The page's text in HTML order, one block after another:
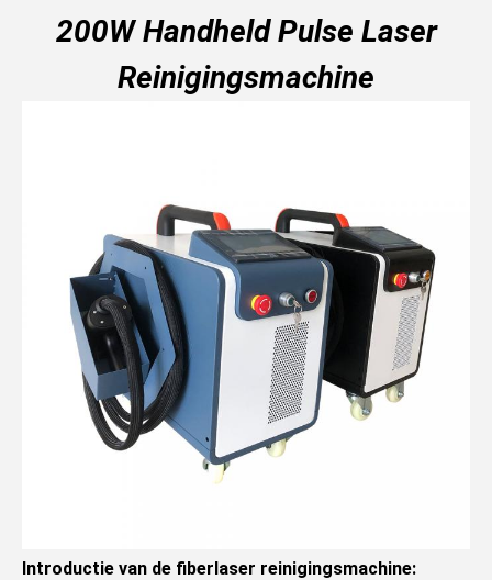
200W Handheld Pulse Laser
Reinigingsmachine
Introductie van de fiberlaser reinigingsmachine: